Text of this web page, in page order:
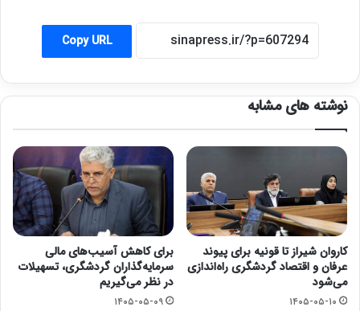
Copy URL
نوشته های مشابه
کاروان شیراز تا قونیه برای پیوند
عرفان و اقتصاد گردشگری راه‌اندازی
می‌شود
۱۴۰۵-۰۵-۱۰
برای کاهش آسیب‌های مالی
سرمایه‌گذاران گردشگری، تسهیلات
در نظر می‌گیریم
۱۴۰۵-۰۵-۰۹